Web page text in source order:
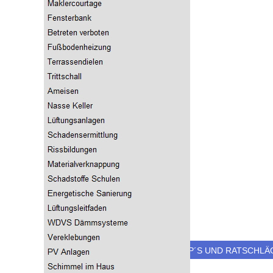
HOFFMANN BAURATSCHLÄGE - TIP´S UND